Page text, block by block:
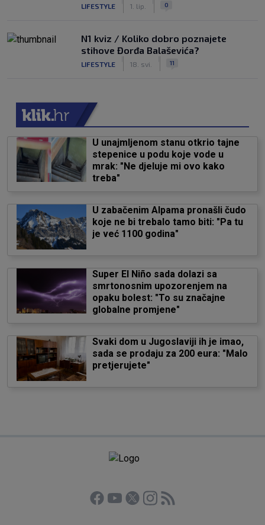
LIFESTYLE 1. lip. 0
N1 kviz / Koliko dobro poznajete
stihove Đorđa Balaševića?
LIFESTYLE 18. svi. 11
U unajmljenom stanu otkrio tajne
stepenice u podu koje vode u
mrak: "Ne djeluje mi ovo kako
treba"
U zabačenim Alpama pronašli čudo
koje ne bi trebalo tamo biti: "Pa tu
je već 1100 godina"
Super El Niño sada dolazi sa
smrtonosnim upozorenjem na
opaku bolest: "To su značajne
globalne promjene"
Svaki dom u Jugoslaviji ih je imao,
sada se prodaju za 200 eura: "Malo
pretjerujete"